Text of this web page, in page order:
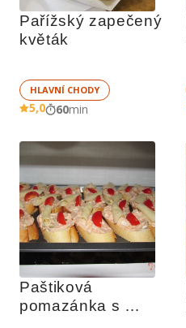
Pařížský zapečený
květák
HLAVNÍ CHODY
5,0 60min
Paštiková
pomazánka s